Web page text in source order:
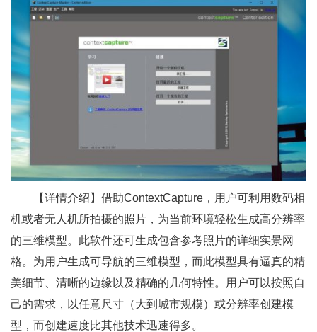
【详情介绍】借助ContextCapture，用户可利用数码相
机或者无人机所拍摄的照片，为当前环境轻松生成高分辨率
的三维模型。此软件还可生成包含参考照片的详细实景网
格。为用户生成可导航的三维模型，而此模型具有逼真的精
美细节、清晰的边缘以及精确的几何特性。用户可以按照自
己的需求，以任意尺寸（大到城市规模）或分辨率创建模
型，而创建速度比其他技术迅速得多。